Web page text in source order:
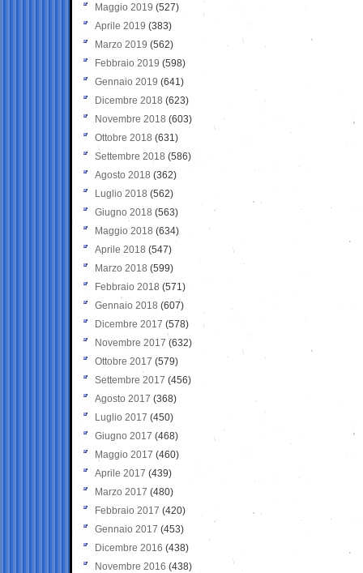
Maggio 2019 (527)
Aprile 2019 (383)
Marzo 2019 (562)
Febbraio 2019 (598)
Gennaio 2019 (641)
Dicembre 2018 (623)
Novembre 2018 (603)
Ottobre 2018 (631)
Settembre 2018 (586)
Agosto 2018 (362)
Luglio 2018 (562)
Giugno 2018 (563)
Maggio 2018 (634)
Aprile 2018 (547)
Marzo 2018 (599)
Febbraio 2018 (571)
Gennaio 2018 (607)
Dicembre 2017 (578)
Novembre 2017 (632)
Ottobre 2017 (579)
Settembre 2017 (456)
Agosto 2017 (368)
Luglio 2017 (450)
Giugno 2017 (468)
Maggio 2017 (460)
Aprile 2017 (439)
Marzo 2017 (480)
Febbraio 2017 (420)
Gennaio 2017 (453)
Dicembre 2016 (438)
Novembre 2016 (438)